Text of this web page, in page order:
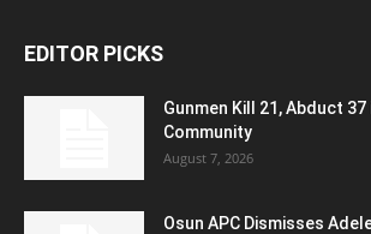
EDITOR PICKS
Gunmen Kill 21, Abduct
Community
August 7, 2026
Osun APC Dismisses